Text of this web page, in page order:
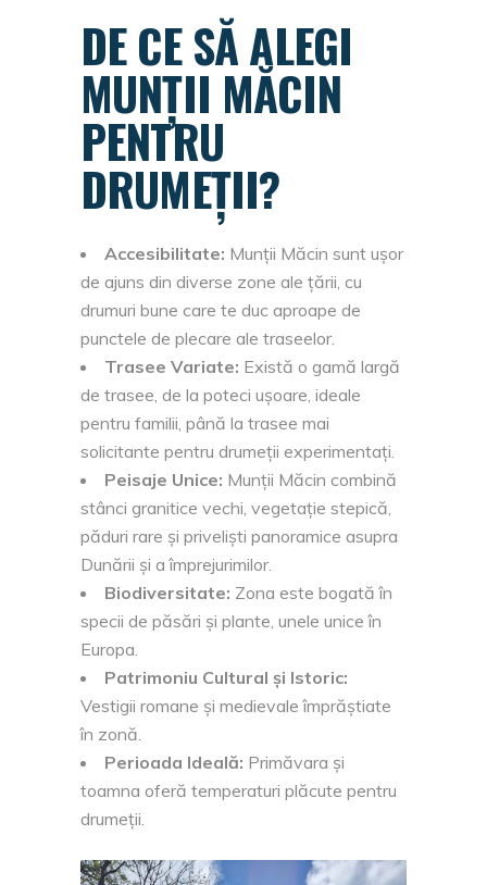
DE CE SĂ ALEGI
MUNȚII MĂCIN
PENTRU
DRUMEȚII?
Accesibilitate: Munții Măcin sunt ușor
de ajuns din diverse zone ale țării, cu
drumuri bune care te duc aproape de
punctele de plecare ale traseelor.
Trasee Variate: Există o gamă largă
de trasee, de la poteci ușoare, ideale
pentru familii, până la trasee mai
solicitante pentru drumeții experimentați.
Peisaje Unice: Munții Măcin combină
stânci granitice vechi, vegetație stepică,
păduri rare și priveliști panoramice asupra
Dunării și a împrejurimilor.
Biodiversitate: Zona este bogată în
specii de păsări și plante, unele unice în
Europa.
Patrimoniu Cultural și Istoric:
Vestigii romane și medievale împrăștiate
în zonă.
Perioada Ideală: Primăvara și
toamna oferă temperaturi plăcute pentru
drumeții.